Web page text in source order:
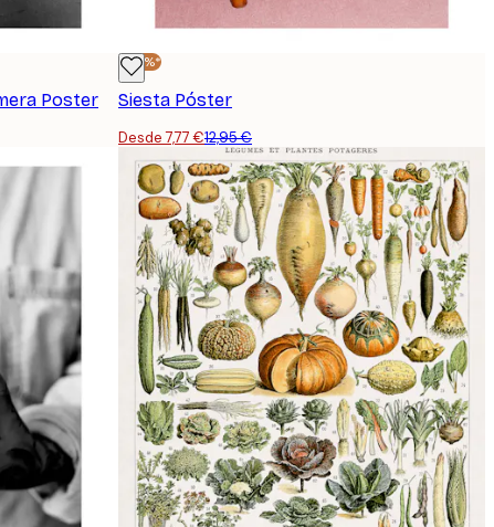
Poster
-40%*
Siesta Póster
Desde 7,77 €12,95 €